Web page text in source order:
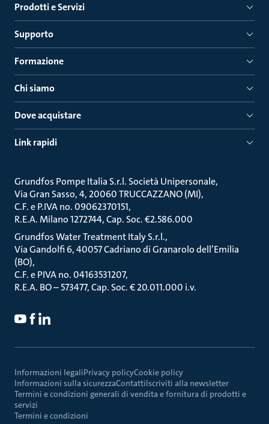
Prodotti e Servizi
Supporto
Formazione
Chi siamo
Dove acquistare
Link rapidi
Grundfos Pompe Italia S.r.l. Società Unipersonale
Via Gran Sasso, 4, 20060 TRUCCAZZANO (MI)
C.F. e P.IVA no. 09062370151
R.E.A. Milano 1272744, Cap. Soc. €2.586.000
Grundfos Water Treatment Italy S.r.l.
Via Gandolfi 6, 40057 Cadriano di Granarolo dell’Emilia
(BO)
C.F. e PIVA no. 04163531207
R.E.A. BO – 573477, Cap. Soc. € 20.011.000 i.v.
Informazioni legaliPrivacy policyCookie policy
Informazioni sulla sicurezzaContattiIscriviti alla newsletter
Termini e condizioni generali di vendita e fornitura di prodotti e
servizi
Termini e condizioni